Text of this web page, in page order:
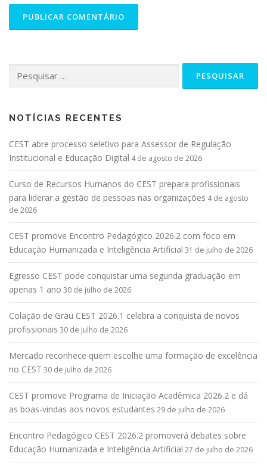
NOTÍCIAS RECENTES
CEST abre processo seletivo para Assessor de Regulação
Institucional e Educação Digital 4 de agosto de 2026
Curso de Recursos Humanos do CEST prepara profissionais
para liderar a gestão de pessoas nas organizações 4 de agosto
de 2026
CEST promove Encontro Pedagógico 2026.2 com foco em
Educação Humanizada e Inteligência Artificial 31 de julho de 2026
Egresso CEST pode conquistar uma segunda graduação em
apenas 1 ano 30 de julho de 2026
Colação de Grau CEST 2026.1 celebra a conquista de novos
profissionais 30 de julho de 2026
Mercado reconhece quem escolhe uma formação de excelência
no CEST 30 de julho de 2026
CEST promove Programa de Iniciação Acadêmica 2026.2 e dá
as boas-vindas aos novos estudantes 29 de julho de 2026
Encontro Pedagógico CEST 2026.2 promoverá debates sobre
Educação Humanizada e Inteligência Artificial 27 de julho de 2026